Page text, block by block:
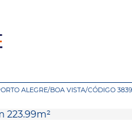
ALEGRE/BOA VISTA/CÓDIGO